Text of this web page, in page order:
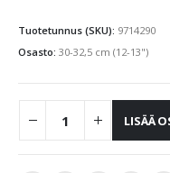
Tuotetunnus (SKU): 9714290
Osasto: 30-32,5 cm (12-13")
LISÄÄ